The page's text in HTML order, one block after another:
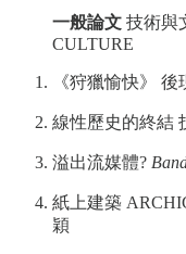
一般論文 技術與
CULTURE
《狩獵愉快》
線性歷史的終結
溢出流媒體?
紙上建築
穎